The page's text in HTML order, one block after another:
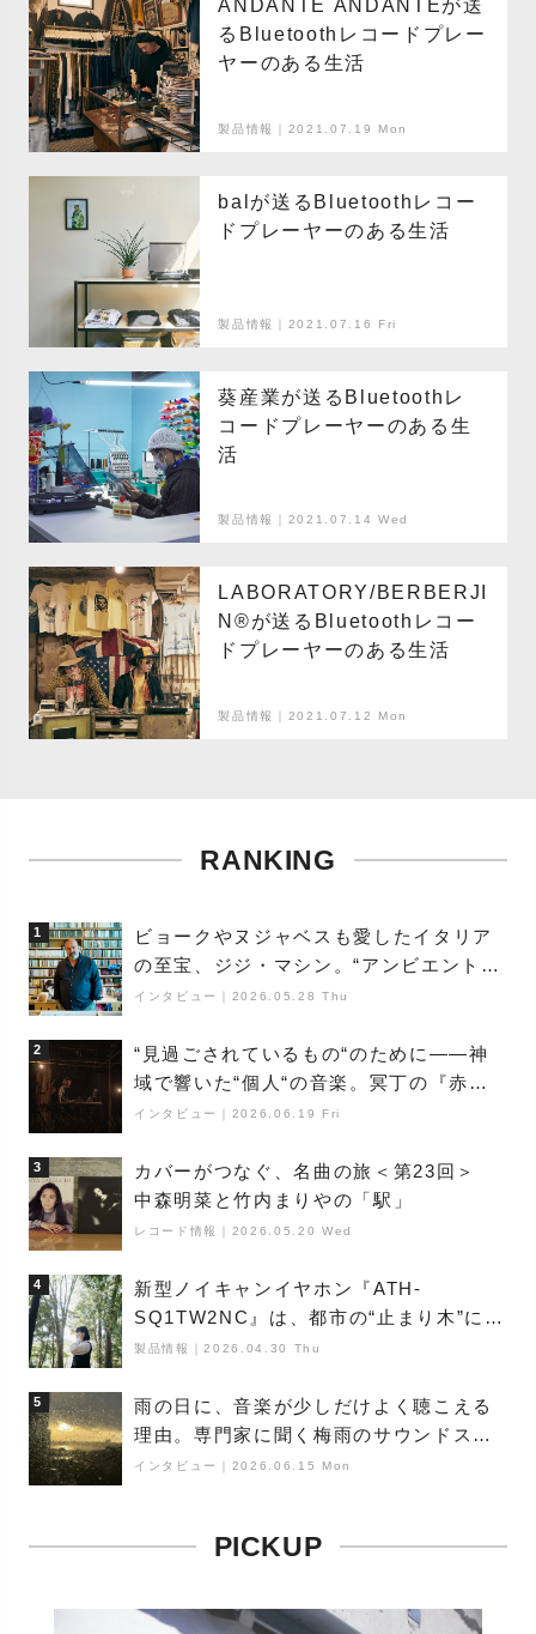
ANDANTE ANDANTEが送
るBluetoothレコードプレー
ヤーのある生活
製品情報｜2021.07.19 Mon
balが送るBluetoothレコー
ドプレーヤーのある生活
製品情報｜2021.07.16 Fri
葵産業が送るBluetoothレ
コードプレーヤーのある生
活
製品情報｜2021.07.14 Wed
LABORATORY/BERBERJI
N®️が送るBluetoothレコー
ドプレーヤーのある生活
製品情報｜2021.07.12 Mon
RANKING
1
ビョークやヌジャベスも愛したイタリア
の至宝、ジジ・マシン。“アンビエントの
巨匠”が明かす創作の原点と、「動き」に
インタビュー 2026.05.28 Thu
2
“見過ごされているもの“のために――神
域で響いた“個人“の音楽。冥丁の『赤城
夜神楽』をレポート
インタビュー 2026.06.19 Fri
3
カバーがつなぐ、名曲の旅＜第23回＞
中森明菜と竹内まりやの「駅」
レコード情報 2026.05.20 Wed
4
新型ノイキャンイヤホン『ATH-
SQ1TW2NC』は、都市の“止まり木”にな
り得るーシンガーソングライター浮
製品情報 ｜2026.04.30 Thu
5
雨の日に、音楽が少しだけよく聴こえる
理由。専門家に聞く梅雨のサウンドス
ケープ
インタビュー 2026.06.15 Mon
PICKUP